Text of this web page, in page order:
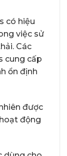
có hiệu
việc sử
Các
cung cấp
ổn định
được
động